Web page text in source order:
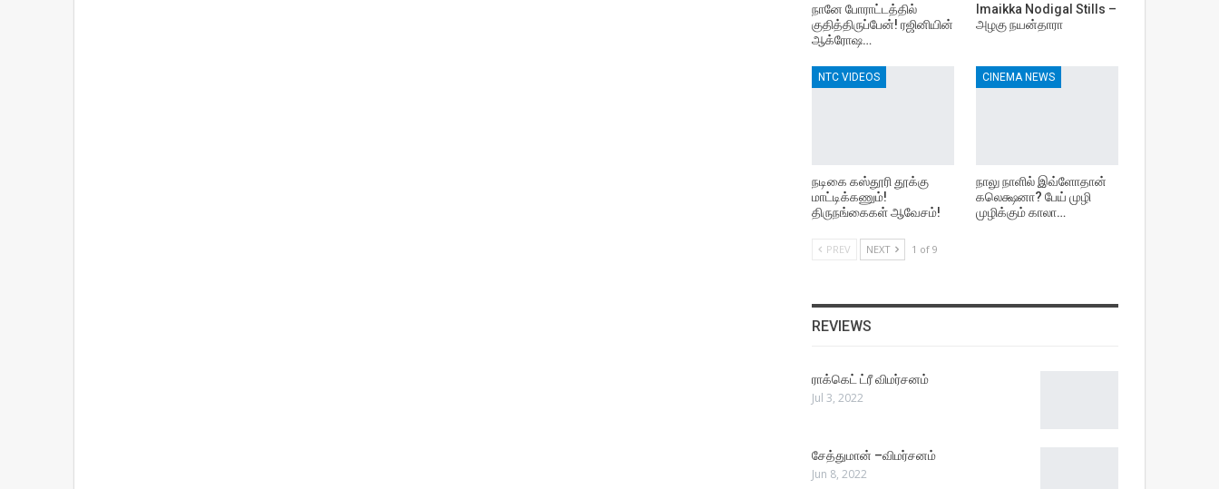
நானே போராட்டத்தில்
குதித்திருப்பேன்! ரஜினியின்
ஆக்ரோஷ…
Imaikka Nodigal Stills –
அழகு நயன்தாரா
NTC VIDEOS
நடிகை கஸ்தூரி தூக்கு
மாட்டிக்கணும்!
திருநங்கைகள் ஆவேசம்!
CINEMA NEWS
நாலு நாளில் இவ்ளோதான்
கலெக்ஷனா? பேய் முழி
முழிக்கும் காலா…
PREV NEXT 1 of 9
REVIEWS
ராக்கெட் ட்ரீ விமர்சனம்
Jul 3, 2022
சேத்துமான் –விமர்சனம்
Jun 8, 2022